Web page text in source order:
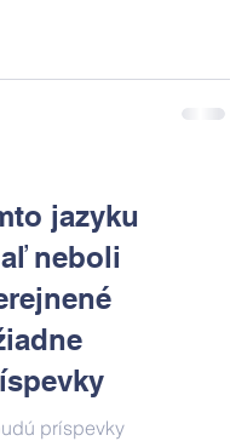
jazyku
neboli
príspevky